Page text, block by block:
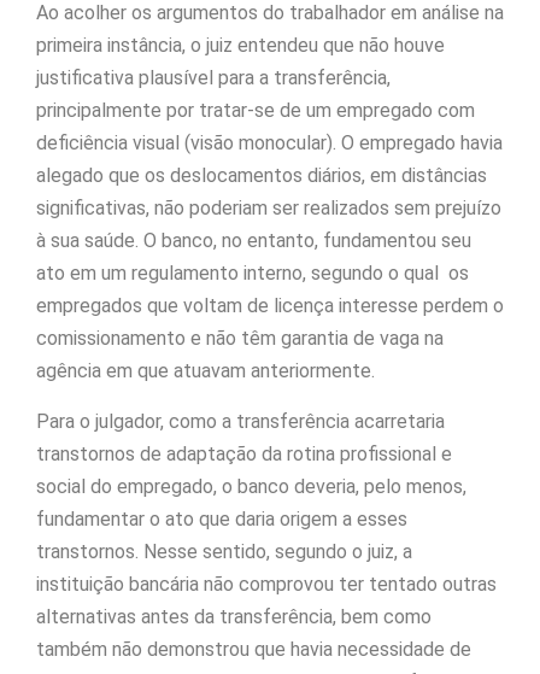
Ao acolher os argumentos do trabalhador em análise na
primeira instância, o juiz entendeu que não houve
justificativa plausível para a transferência,
principalmente por tratar-se de um empregado com
deficiência visual (visão monocular). O empregado havia
alegado que os deslocamentos diários, em distâncias
significativas, não poderiam ser realizados sem prejuízo
à sua saúde. O banco, no entanto, fundamentou seu
ato em um regulamento interno, segundo o qual os
empregados que voltam de licença interesse perdem o
comissionamento e não têm garantia de vaga na
agência em que atuavam anteriormente.
Para o julgador, como a transferência acarretaria
transtornos de adaptação da rotina profissional e
social do empregado, o banco deveria, pelo menos,
fundamentar o ato que daria origem a esses
transtornos. Nesse sentido, segundo o juiz, a
instituição bancária não comprovou ter tentado outras
alternativas antes da transferência, bem como
também não demonstrou que havia necessidade de